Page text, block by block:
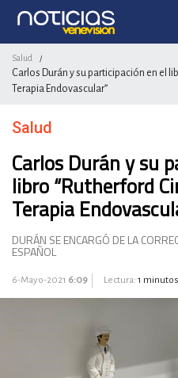
Salud /
Carlos Durán y su participación en el
Terapia Endovascular”
Salud
Carlos Durán y su
libro “Rutherford
Terapia
DURÁN SE ENCARGÓ DE LA
ESPAÑOL
6-Mayo-2021 6:09 Lectura: 1 minutos